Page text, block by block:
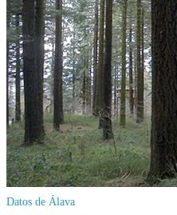
Datos de Álava